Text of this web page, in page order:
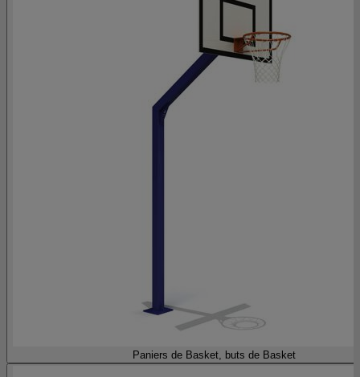
Paniers de Basket, buts de Basket